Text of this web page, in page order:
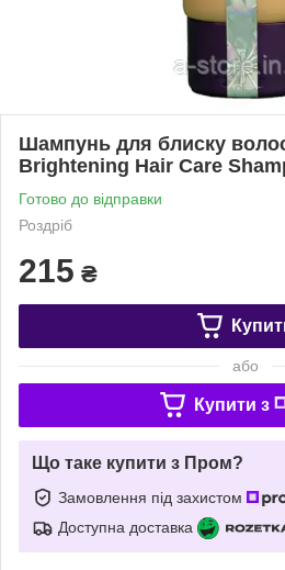
Шампунь для блиску
Brightening Hair Care
Готово до відправки
Роздріб
215 ₴
або
Купити з
Що таке купити з Пром?
Замовлення під захистом
Доступна доставка